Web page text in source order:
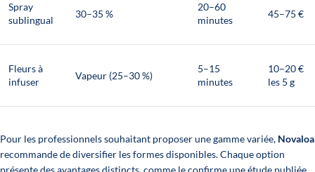
Spray
sublingual
30–35 %
20–60
minutes
45–75 €
Fleurs à
infuser
Vapeur (25–30 %)
5–15
minutes
10–20 €
les 5 g
Pour les professionnels souhaitant proposer une gamme variée, Novaloa
recommande de diversifier les formes disponibles. Chaque option